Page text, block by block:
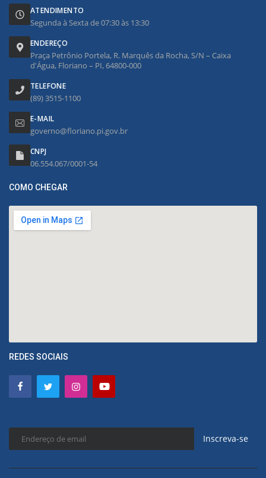
ATENDIMENTO
Segunda à Sexta de 07:30 às 13:30
ENDEREÇO
Praça Petrônio Portela, R. Marquês da Rocha, S/N – Caixa
d'Água, Floriano – PI, 64800-000
TELEFONE
(89) 3515-1100
E-MAIL
governo@floriano.pi.gov.br
CNPJ
06.554.067/0001-54
COMO CHEGAR
REDES SOCIAIS
Inscreva-se